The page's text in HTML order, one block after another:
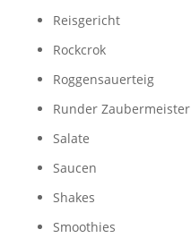
Reisgericht
Rockcrok
Roggensauerteig
Runder Zaubermeister
Salate
Saucen
Shakes
Smoothies